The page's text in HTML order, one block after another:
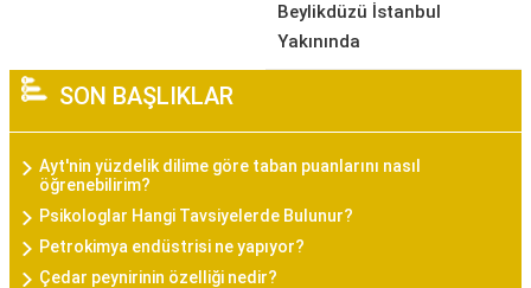
Beylikdüzü İstanbul
Yakınında
SON BAŞLIKLAR
Ayt'nin yüzdelik dilime göre taban puanlarını nasıl
öğrenebilirim?
Psikologlar Hangi Tavsiyelerde Bulunur?
Petrokimya endüstrisi ne yapıyor?
Çedar peynirinin özelliği nedir?